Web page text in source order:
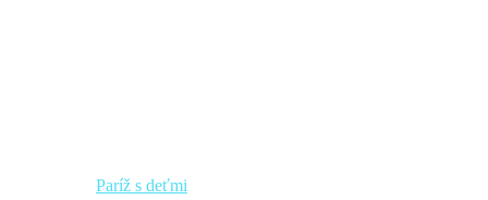
Paríž s deťmi